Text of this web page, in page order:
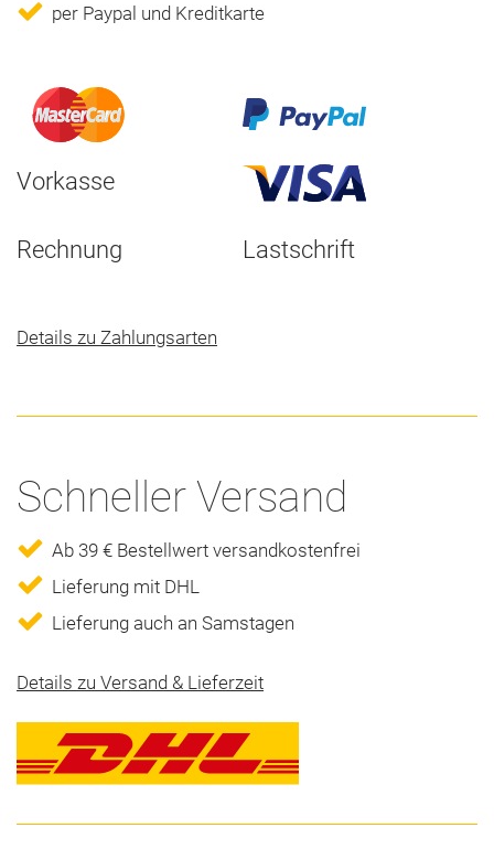
per Paypal und Kreditkarte
Vorkasse
Rechnung Lastschrift
Details zu Zahlungsarten
Schneller Versand
Ab 39 € Bestellwert versandkostenfrei
Lieferung mit DHL
Lieferung auch an Samstagen
Details zu Versand & Lieferzeit